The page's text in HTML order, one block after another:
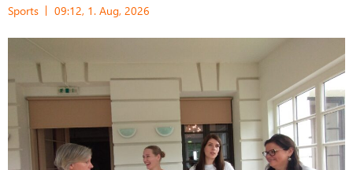
Sports 09:12, 1. Aug, 2026